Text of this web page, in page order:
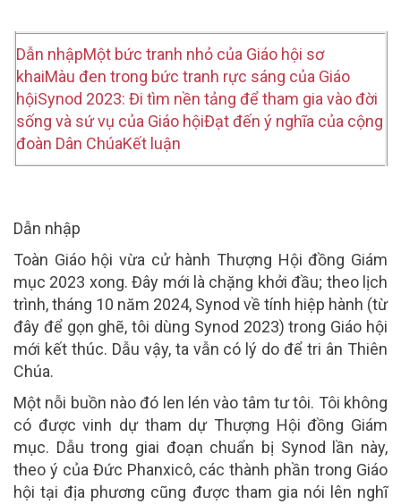
Dẫn nhậpMột bức tranh nhỏ của Giáo hội sơ
khaiMàu đen trong bức tranh rực sáng của Giáo
hộiSynod 2023: Đi tìm nền tảng để tham gia vào đời
sống và sứ vụ của Giáo hộiĐạt đến ý nghĩa của cộng
đoàn Dân ChúaKết luận
Dẫn nhập
Toàn Giáo hội vừa cử hành Thượng Hội đồng Giám
mục 2023 xong. Đây mới là chặng khởi đầu; theo lịch
trình, tháng 10 năm 2024, Synod về tính hiệp hành (từ
đây để gọn ghẽ, tôi dùng Synod 2023) trong Giáo hội
mới kết thúc. Dẫu vậy, ta vẫn có lý do để tri ân Thiên
Chúa.
Một nỗi buồn nào đó len lén vào tâm tư tôi. Tôi không
có được vinh dự tham dự Thượng Hội đồng Giám
mục. Dẫu trong giai đoạn chuẩn bị Synod lần này,
theo ý của Đức Phanxicô, các thành phần trong Giáo
hội tại địa phương cũng được tham gia nói lên nghĩ